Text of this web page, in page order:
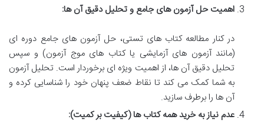
اهمیت حل آزمون های جامع و تحلیل دقیق آن ها:
در کنار مطالعه کتاب های تستی، حل آزمون های جامع دوره ای
(مانند آزمون های آزمایشی یا کتاب های موج آزمون) و سپس
تحلیل دقیق آن ها، از اهمیت ویژه ای برخوردار است. تحلیل آزمون
به شما کمک می کند تا نقاط ضعف پنهان خود را شناسایی کرده و
آن ها را برطرف سازید.
عدم نیاز به خرید همه کتاب ها (کیفیت بر کمیت):